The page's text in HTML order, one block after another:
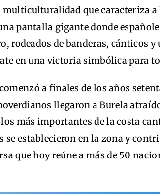
que caracteriza a
pantalla gigante donde
rodeados de banderas, cánticos y
en una victoria simbólica para
a finales de los años
llegaron a Burela
más importantes de la costa
establecieron en la zona y
que hoy reúne a más de 50